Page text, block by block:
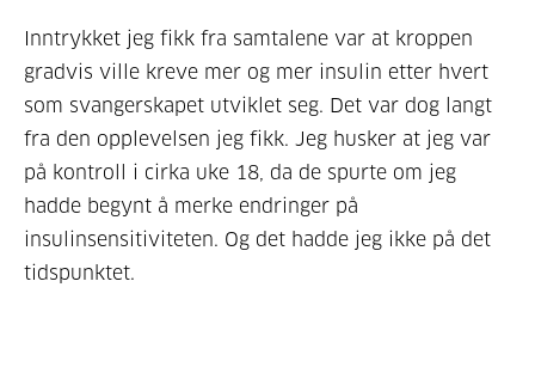
Inntrykket jeg fikk fra samtalene var at kroppen
gradvis ville kreve mer og mer insulin etter hvert
som svangerskapet utviklet seg. Det var dog langt
fra den opplevelsen jeg fikk. Jeg husker at jeg var
på kontroll i cirka uke 18, da de spurte om jeg
hadde begynt å merke endringer på
insulinsensitiviteten. Og det hadde jeg ikke på det
tidspunktet.